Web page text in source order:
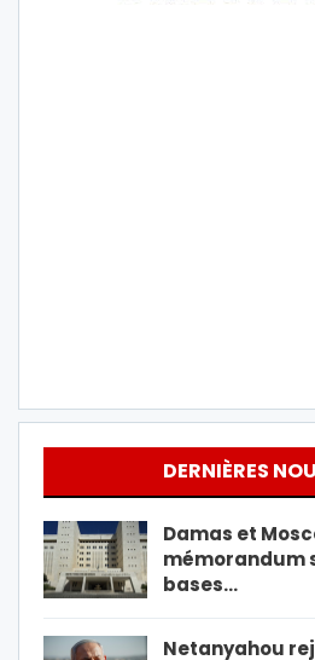
DERNIÈRES
Damas et
mémorandum
bases…
Netanyahou